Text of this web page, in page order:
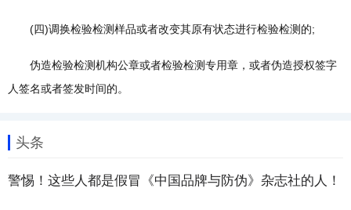
(四)调换检验检测样品或者改变其原有状态进行检验检测的;
伪造检验检测机构公章或者检验检测专用章，或者伪造授权签字
人签名或者签发时间的。
头条
警惕！这些人都是假冒《中国品牌与防伪》杂志社的人！